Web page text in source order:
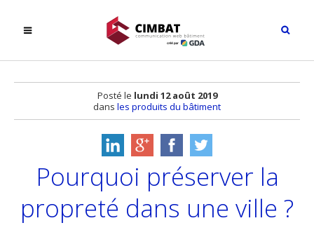
Posté le lundi 12 août 2019
dans les produits du bâtiment
Pourquoi préserver la
propreté dans une ville ?